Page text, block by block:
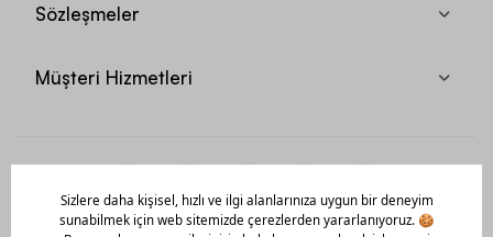
Sözleşmeler
Müşteri Hizmetleri